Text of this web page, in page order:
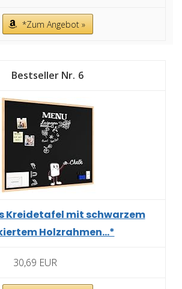
*Zum Angebot »
6
Kreidetafel mit schwarzem
Holzrahmen...*
30,69 EUR